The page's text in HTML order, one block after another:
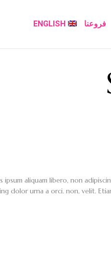
فروعنا ENGLISH
ipsum aliquam libero, non
dolor urna a orci. non, velit.